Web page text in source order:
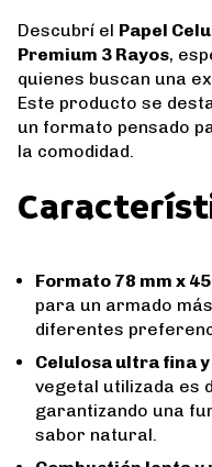
Descubrí el Papel
Premium 3 Rayos,
quienes buscan una
Este producto se
un formato pensado
la comodidad.
Formato 78 mm x
para un armado
diferentes
Celulosa ultra fina
vegetal utilizada es
garantizando una
sabor natural.